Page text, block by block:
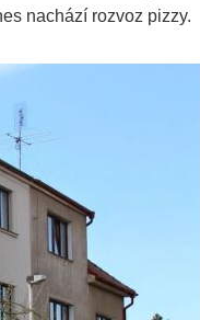
nachází rozvoz pizzy.